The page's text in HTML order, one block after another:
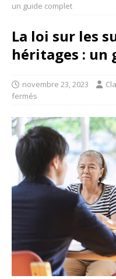
un guide complet
La loi sur les
héritages : un
novembre 23, 2023
fermés